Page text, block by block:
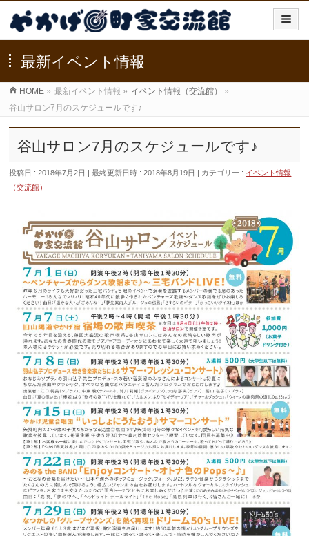
最新イベント情報
HOME » 最新イベント情報 » イベント情報（交流館）
»
谷山サロン7月のスケジュールです♪
谷山サロン7月のスケジュールです♪
投稿日 : 2018年7月2日 最終更新日時 : 2018年8月19日 カテゴリー : イベント情報
（交流館）